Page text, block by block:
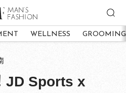
WELLNESS GROOMING
JD Sports x